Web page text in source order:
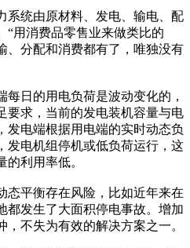
系统由原材料、发电、输电、配
“用消费品零售业来做类比的
、分配和消费都有了，唯独没有
每日的用电负荷是波动变化的，
要求，当前的发电装机容量与电
发电端根据用电端的实时动态负
发电机组停机或低负荷运行，这
利用率低。
态平衡存在风险，比如近年来在
都发生了大面积停电事故。增加
不失为有效的解决方案之一。